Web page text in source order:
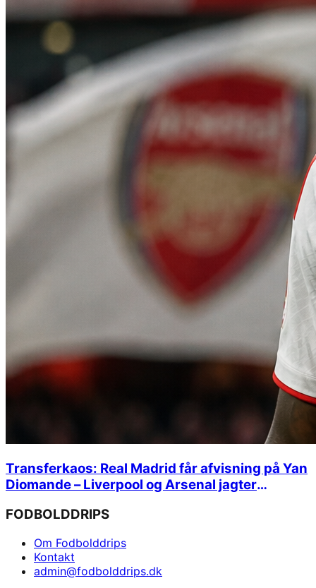
Transferkaos: Real Madrid får afvisning på Yan
Diomande – Liverpool og Arsenal jagter
FODBOLDDRIPS
Om Fodbolddrips
Kontakt
admin@fodbolddrips.dk